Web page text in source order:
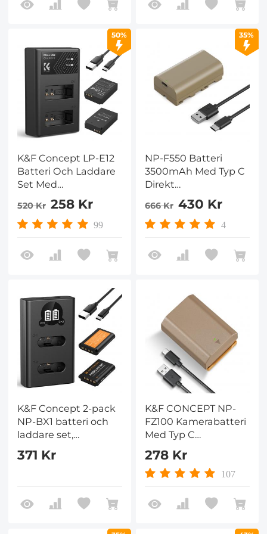
1050mAh, dubbla)
A6300, NEX-3 -5(2
50%
K&F Concept LP-E12
Batteri Och Laddare
Set Med
Dubbelplatsladdare
för Canon M2, M200,
M50, M100, M10, 100D
520 Kr 258 Kr
99
35%
NP-F550 Batteri
3500mAh Med Typ C
Direkt
Uppladdningsbart
Batteri För Sony
CCD-RV100 CCD-
TR940
Digitalkameror Som
LED Video
666 Kr 430 Kr
4
K&F Concept 2-pack
NP-BX1 batteri och
laddare set,
kompatibel med
Sony ZV-1, ZV-1F, DSC-
VI, RX1R II, HX90V,
HX50, WX8000, AS ,
371 Kr
K&F CONCEPT NP-
FZ100 Kamerabatteri
Med Typ C
Direktladdningsport
Kompatibel Med
Sony A9 A7III A7RIII
FX3, FX30 Kameror (1
278 Kr
107